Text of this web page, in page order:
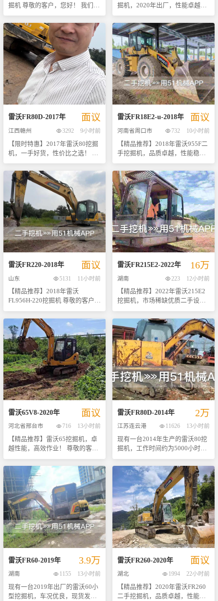
是初次使用者也能快速上手。
【特别说明】此台挖机目前存放
于潍坊地区，欢迎各位老板实地
考察试驾，感受其卓越性能。我
们承诺提供详尽的车辆信息及后
续服务支持，确保您购得放心、
用得舒心！ 机会难得，好货不等
人！立即联系我们了解更多详情
或预约看车吧！期待与您携手共
创辉煌未来！
挖掘力，轻松应对各种复杂工
况； - 维护简便，降低使用成
本。 此款设备经过专业团队严格
检测，并已完成全面保养及调试
工作，确保每位买家都能享受到
最佳的工作状态。数量有限，先
到先得！立即联系我们了解更多
详情或预约看车吧！ 联系方式：
[请填写您的联系电话] 地址：[请
填写展示地点] 抓住机会，让雷沃
FR130成为您事业上的得力助
掘机 尊敬的客户，您好！ 我们荣
幸地向您推荐这款2019年出厂的
雷沃FR330二手挖掘机。作为市
场上备受好评的品牌之一，雷沃
以其卓越的质量和稳定的性能赢
得了广大用户的信赖。此款
FR330挖掘机经过专业团队严格
检测与维护，确保其处于最佳工
作状态。 - **产品亮点**： - 出
厂日期：2019年 - 总价仅需19万
多元 - 强劲动力系统，保证高效
作业 - 操控灵活简便，适合多种
复杂工况 - 耐用材料制造，延长
购买无忧 - **附加信息**： 我们
为该设备准备了详细的图片资料
以及操作视频，让您在决定前能
够全面了解其外观状况及实际运
行效果。此外，我们也非常乐意
安排现场试驾体验，以便您做出
更加满意的选择。 选择我们就是
选择了质量与服务的双重保障。
如有任何疑问或需要进一步咨
询，请随时联系我们。期待您的
垂询！ [联系方式] [**名称] [地址]
注：因库存变化较快，具体价格
及配置请以最新报价为准。
掘机，2020年出厂，性能卓越，
性价比之选！ 尊敬的客户： 我们
荣幸地向您推荐这款经过严格检
测与维护的雷沃FR130二手挖掘
机。该设备于2020年正式投入使
用，至今保持着良好的工作状
态，无论是对于初次创业的小型
企业还是需要扩大生产规模的老
牌**而言，都是一个极具吸引力
的选择。 【产品亮点】 - **高效
节能**：采用先进的发动机技
术，确保在保证强劲动力输出的
同时实现更低油耗。 - **稳定可
选用优质材料制造而成，即使面
对复杂多变的工作环境也能保持
长时间稳定运行。 - **操作简便
**：人性化驾驶舱布局，视野开
阔；智能化控制系统让每一位操
作者都能轻松上手，提高工作效
率。 - **维护方便**：日常保养
简单快捷，降低维修成本，延长
使用寿命。 【适用范围广泛】 适
用于城市基础设施建设、农田水
利改造、矿山开采等多个领域，
是您施工项目中不可或缺的好帮
手。 【售后服务保障】 购买本款
二手挖掘机后，我们将提供全面
的技术支持和贴心的售后跟踪服
会难得，数量有限，请尽快联系
我们获取更多详情或安排实地考
察！期待与您共创美好未来！ ---
请注意，上述文案基于所提供信
息进行了适当扩展，并假设了一
些普遍适用于此类产品的特点。
如果需要更具体的信息或有其他
特殊要求，请随时告知。
雷沃FR80D-2017年 面议
江西赣州 3292
9小时前
【限时特惠】2017年雷沃80挖掘
机，一手好货，性价比之选！ 尊
敬的客户们，现在向您推荐一款
市场上备受好评的经典机型——
2017年产雷沃80挖掘机。作为行
业内知名品牌的代表作之一，这
款设备不仅拥有出色的性能表
现，还以其稳定可靠的质量赢得
了众多用户的青睐。 - **卓越性
能**：采用高效节能的动力系统
设计，确保在各种工况下都能发
挥出最佳效能；先进的液压技术
使得操作更加流畅精准。 - **良
好维护记录**：本机为一手货
养与定期检修，整体状况非常
好。 - **超高性价比**：考虑到
其出色的使用状态以及合理的价
格定位（中几万元），对于寻求
高性价比二手工程机械的朋友来
说无疑是个绝佳的选择。 我们承
诺提供详尽的产品信息及现场试
驾服务，让您能够全方位了解并
亲身体验这台优秀机器的魅力所
在。数量有限，欢迎各位老板前
来咨询洽谈！抓住机会，让您的
工程事业更上一层楼吧！
雷沃FR18E2-u-2018年 面议
河南省周口市 732
10小时前
【精品推荐】2018年雷沃955F二
手挖掘机，品质卓越，性能稳
定，是您施工队伍中不可或缺的
好帮手。该设备自出厂以来一直
保持良好状态，发动机与变速箱
均为原厂配置，未曾更换或大
修，确保了其强大的动力输出和
高效的作业效率。经过实际工作
检验，这台挖机表现出色，动力
强劲，无论是在挖掘、装载还是
平地作业时都能轻松应对各种挑
战。 尤为值得一提的是，本车在
使用过程中几乎没有出现过下排
气现象，表明其内部机械结构保
对这台设备十分爱护，定期进行
维护保养，使得整机外观整洁如
新，内部组件也处于最佳工作状
态。选择这样一台经历过实战考
验且得到精心照料的二手挖掘
机，不仅能够帮助您节省初期投
资成本，还能保证长期稳定的回
报率。 欢迎各位老板前来试驾体
验，相信它定能满足您的需求！
雷沃FR220-2018年 面议
山东 5131
11小时前
【精品推荐】2018年雷沃
FL956H-220挖掘机 尊敬的客户：
非常荣幸向您推荐这款2018年产
的雷沃FL956H-220型二手挖掘
机。作为国内知名的工程机械品
牌，雷沃一直以其卓越的性能、
可靠的质量和优质的售后服务赢
得了广大用户的信赖与好评。 本
款设备自出厂以来仅有一位细心
的车主使用，保养得当，车况极
佳。发动机运转平稳有力，动力
输出强劲；液压系统反应灵敏，
动作流畅；整机结构坚固耐用，
无重大事故记录。无论是城市基
应对各种复杂工况下的挖掘任
务。 我们承诺所有展示图片均为
实拍，并且提供完整的维护保养
记录供您查阅。此外，还支持现
场试驾体验，让您更直观地感受
其出色表现。欢迎来电咨询或预
约看车，期待与您的合作！ 注：
以上信息基于真实情况整理，具
体参数请以实物为准。
雷沃FR215E2-2022年 16万
湖南 223
12小时前
【精品推荐】2022年雷沃215E2
挖掘机，市场稀缺优质二手设
备，现以16万多的超值价格面向
广大客户销售。本机为近期入库
现货，支持随时现场验货，确保
每一位买家都能亲眼见证其卓越
品质。 - **高效作业**：雷沃
215E2型号以其强劲的动力系统
和精准的操作性能闻名于业界，
适用于多种复杂工况下的挖掘任
务。 - **维护良好**：此台机器
自出厂以来一直受到专业团队的
精心保养与定期检修，整体状况
极佳，无重大事故记录。 - **性
言，这台二手挖机不仅拥有几乎
相同的工作效率，而且购买成本
大大降低，是初创企业或预算有
限项目的理想选择。 - **快速交
付**：我们承诺，在您完成交易
后将尽快安排发货事宜，让您的
工程项目能够早日启动。 欢迎各
位有意向的朋友前来实地考察试
驾，更多详细信息及优惠政策请
咨询我们的销售人员。机会难
得，好货不等人！
雷沃65V8-2020年 面议
河北省邢台市 716
13小时前
【精品推荐】雷沃65挖掘机，卓
越性能，高效作业！ 尊敬的客
户，您好！我们诚挚地向您推荐
这款性价比极高的二手雷沃65挖
掘机。作为一款在市场上广受好
评的小型挖掘机，它不仅拥有着
出色的作业效率，而且在耐用性
和经济性方面也表现出色，被誉
为“性能小飞机”。本机车况良
好，外观整洁，内部机械结构完
好无损，无论是发动机还是液压
系统均保持在最佳状态，确保了
设备运行平稳、动力强劲。 考虑
到成本效益比，这台挖机仅需几
又追求高质量工程设备的朋友来
说，绝对是一个不可多得的好选
择。数量有限，机会难得，欢迎
雷沃FR80D-2014年 2万
江苏连云港 11626
13小时前
现有一台2014年生产的雷沃80挖
掘机，工作时间约为5000小时，
整体性能稳定可靠。该设备搭载
了高效节能的潍柴WP6G125E33
发动机，额定功率为92千瓦，动
力强劲且燃油经济性优异，能够
在各种复杂工况下提供持续稳定
的动力输出。 液压系统方面，这
台挖机配备了高性能的川崎
K3V112DT液压泵和久保田M7-
108-LR液压马达，确保了挖掘作
业时的精准控制和平稳运行。整
套液压系统经过精心维护，响应
迅速、操作灵活，无论是精细作
作为一款性价比较高的二手挖
机，其主要优点在于耐用性强、
维修成本低以及适应多种作业环
雷沃FR60-2019年 3.9万
湖南 1155
13小时前
现有一台2019年出厂的雷沃60小
型挖掘机，车况优良，现货发
雷沃FR260-2020年 面议
湖北 1994
22小时前
【精品推荐】2020年雷沃FR260
二手挖掘机，品质卓越，性能稳